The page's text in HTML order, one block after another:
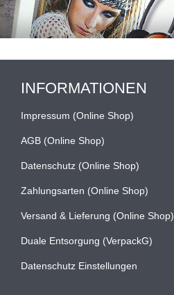
INFORMATIONEN
Impressum (Online Shop)
AGB (Online Shop)
Datenschutz (Online Shop)
Zahlungsarten (Online Shop)
Versand & Lieferung (Online Shop)
Duale Entsorgung (VerpackG)
Datenschutz Einstellungen